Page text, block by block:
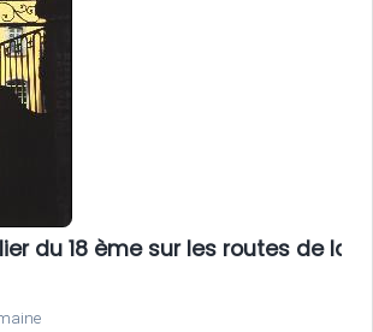
du 18 ème sur les routes de la